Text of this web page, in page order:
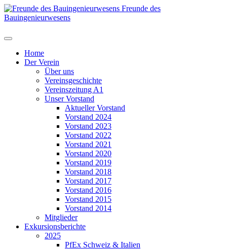
Freunde des
Bauingenieurwesens
Home
Der Verein
Über uns
Vereinsgeschichte
Vereinszeitung A1
Unser Vorstand
Aktueller Vorstand
Vorstand 2024
Vorstand 2023
Vorstand 2022
Vorstand 2021
Vorstand 2020
Vorstand 2019
Vorstand 2018
Vorstand 2017
Vorstand 2016
Vorstand 2015
Vorstand 2014
Mitglieder
Exkursionsberichte
2025
PfEx Schweiz & Italien